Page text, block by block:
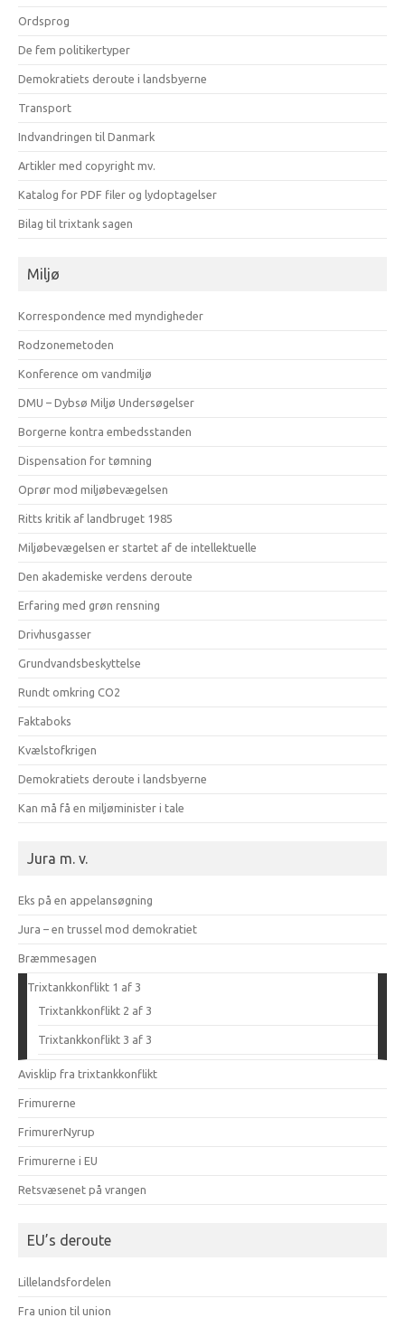
Ordsprog
De fem politikertyper
Demokratiets deroute i landsbyerne
Transport
Indvandringen til Danmark
Artikler med copyright mv.
Katalog for PDF filer og lydoptagelser
Bilag til trixtank sagen
Miljø
Korrespondence med myndigheder
Rodzonemetoden
Konference om vandmiljø
DMU – Dybsø Miljø Undersøgelser
Borgerne kontra embedsstanden
Dispensation for tømning
Oprør mod miljøbevægelsen
Ritts kritik af landbruget 1985
Miljøbevægelsen er startet af de intellektuelle
Den akademiske verdens deroute
Erfaring med grøn rensning
Drivhusgasser
Grundvandsbeskyttelse
Rundt omkring CO2
Faktaboks
Kvælstofkrigen
Demokratiets deroute i landsbyerne
Kan må få en miljøminister i tale
Jura m. v.
Eks på en appelansøgning
Jura – en trussel mod demokratiet
Bræmmesagen
Trixtankkonflikt 1 af 3
Trixtankkonflikt 2 af 3
Trixtankkonflikt 3 af 3
Avisklip fra trixtankkonflikt
Frimurerne
FrimurerNyrup
Frimurerne i EU
Retsvæsenet på vrangen
EU’s deroute
Lillelandsfordelen
Fra union til union